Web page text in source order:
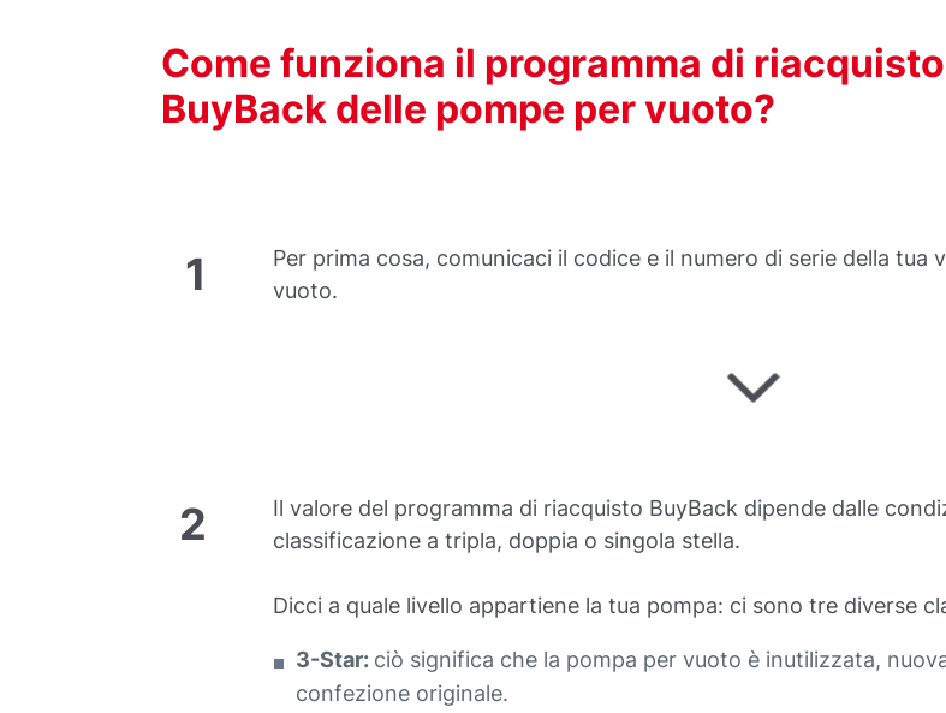
Come funziona il programma di riacquisto
BuyBack delle pompe per vuoto?
1
Per prima cosa, comunicaci il codice e il numero di serie della tua
vuoto.
2
Il valore del programma di riacquisto BuyBack dipende dalle
classificazione a tripla, doppia o singola stella.
Dicci a quale livello appartiene la tua pompa: ci sono tre diverse
3-Star: ciò significa che la pompa per vuoto è inutilizzata,
confezione originale.